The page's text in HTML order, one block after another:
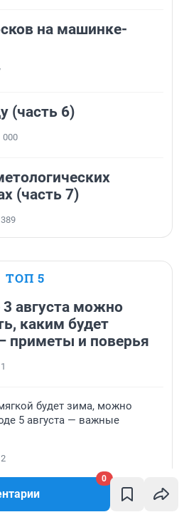
0
на машинке-
(часть 6)
000
(часть 7)
389
ТОП 5
3 августа можно
каким будет
приметы и поверья
будет зима, можно
5 августа — важные
можно узнать по погоде 7
приметы